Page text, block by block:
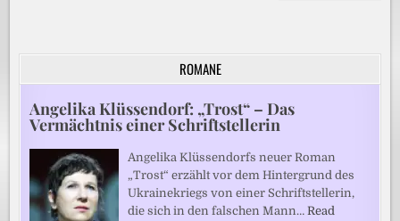
ROMANE
Angelika Klüssendorf: „Trost“ – Das
Vermächtnis einer Schriftstellerin
Angelika Klüssendorfs neuer Roman
„Trost“ erzählt vor dem Hintergrund des
Ukrainekriegs von einer Schriftstellerin,
die sich in den falschen Mann…Read